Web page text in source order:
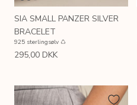
SIA SMALL PANZER SILVER
BRACELET
925 sterlingsølv ♺
295,00 DKK